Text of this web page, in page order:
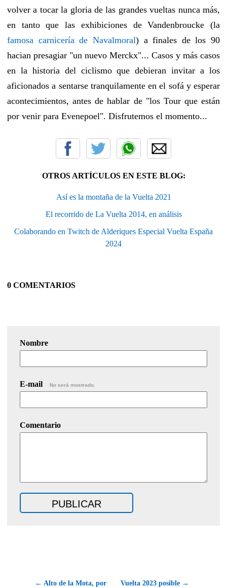
volver a tocar la gloria de las grandes vueltas nunca más,
en tanto que las exhibiciones de Vandenbroucke (la
famosa carnicería de Navalmoral) a finales de los 90
hacian presagiar "un nuevo Merckx"... Casos y más casos
en la historia del ciclismo que debieran invitar a los
aficionados a sentarse tranquilamente en el sofá y esperar
acontecimientos, antes de hablar de "los Tour que están
por venir para Evenepoel". Disfrutemos el momento...
OTROS ARTÍCULOS EN ESTE BLOG:
Así es la montaña de la Vuelta 2021
El recorrido de La Vuelta 2014, en análisis
Colaborando en Twitch de Alderiques Especial Vuelta España
2024
0 COMENTARIOS
Nombre
E-mail No será mostrado.
Comentario
← Alto de la Mota, por Vuelta 2023 posible →